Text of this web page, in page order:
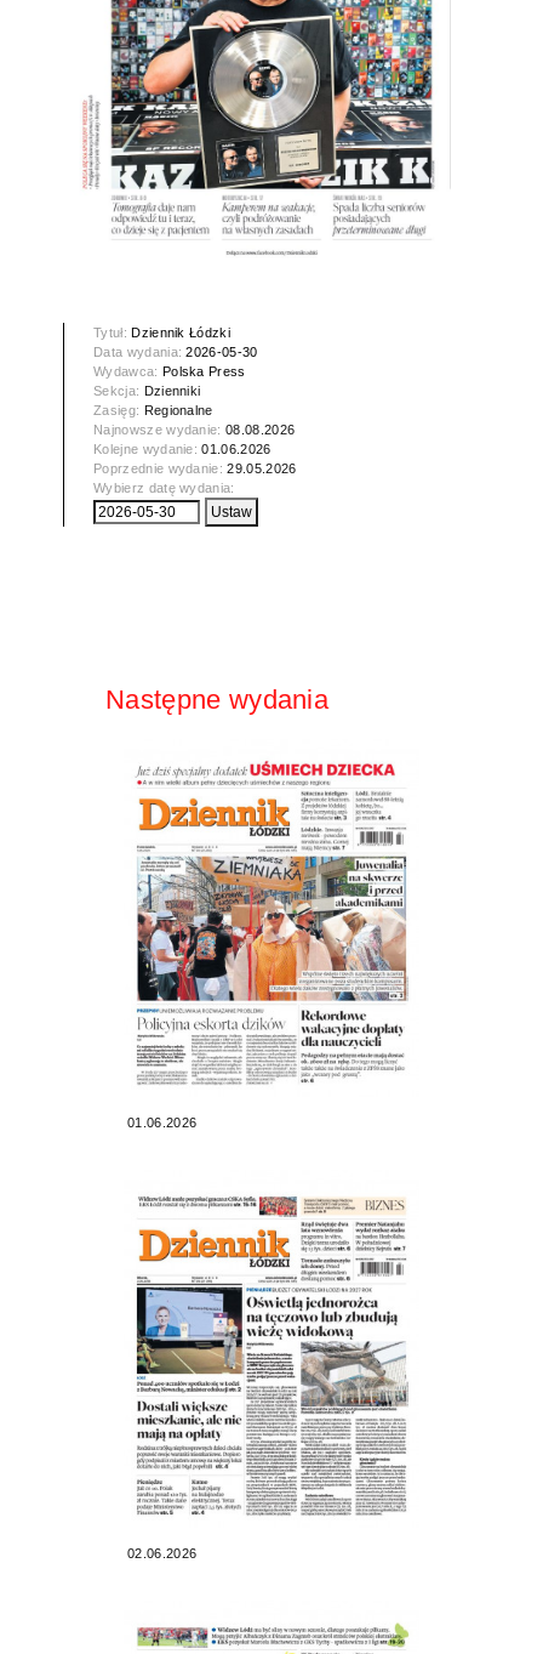
Tytuł: Dziennik Łódzki
Data wydania:2026-05-30
Wydawca: Polska Press
Sekcja: Dzienniki
Zasięg: Regionalne
Najnowsze wydanie:08.08.2026
Kolejne wydanie:01.06.2026
Poprzednie wydanie:29.05.2026
Wybierz datę wydania:
Następne wydania
01.06.2026
02.06.2026